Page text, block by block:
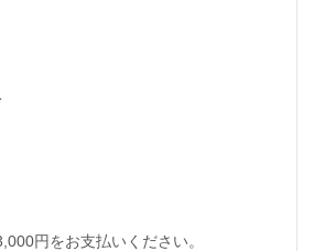
円をお支払いください。